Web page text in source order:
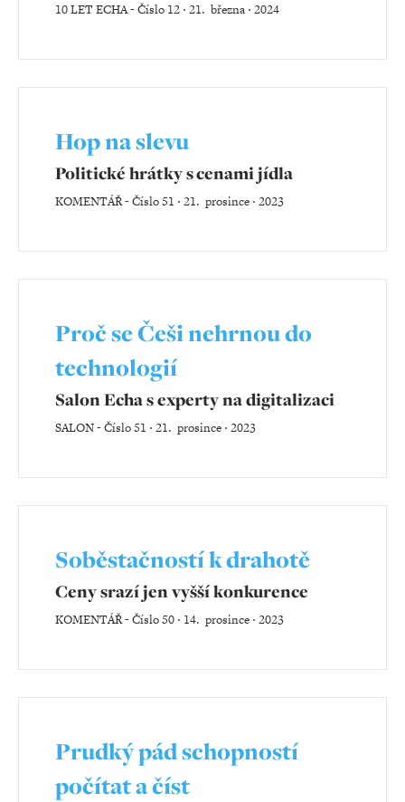
10 LET ECHA-Číslo 12 ‧ 21. března ‧ 2024
Hop na slevu
Politické hrátky s cenami jídla
KOMENTÁŘ-Číslo 51 ‧ 21. prosince ‧ 2023
Proč se Češi nehrnou do
technologií
Salon Echa s experty na digitalizaci
SALON-Číslo 51 ‧ 21. prosince ‧ 2023
Soběstačností k drahotě
Ceny srazí jen vyšší konkurence
KOMENTÁŘ-Číslo 50 ‧ 14. prosince ‧ 2023
Prudký pád schopností
počítat a číst